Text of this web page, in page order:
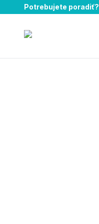
Potrebujete poradiť?